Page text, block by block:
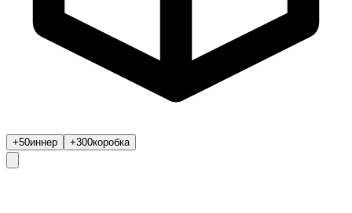
+50иннер +300коробка